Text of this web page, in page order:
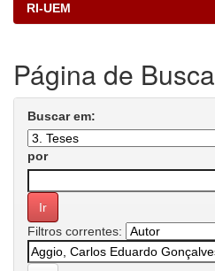
RI-UEM
Página de Busca
Buscar em:
por
Filtros correntes: